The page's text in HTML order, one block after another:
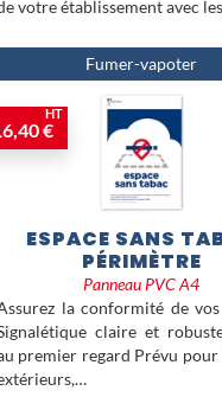
votre établissement avec
Fumer-vapoter
€
HT
ESPACE SANS
PÉRIMÈTRE
Panneau PVC A4
la conformité de vos
claire et
premier regard Prévu pour